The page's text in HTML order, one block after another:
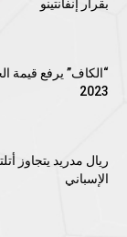
بقرار إنفانتينو
“الكاف” يرفع قيمة
2023
ريال مدريد يتجاوز
الإسباني